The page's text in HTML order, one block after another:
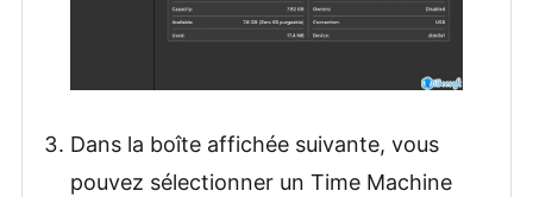
Dans la boîte affichée suivante, vous
pouvez sélectionner un Time Machine